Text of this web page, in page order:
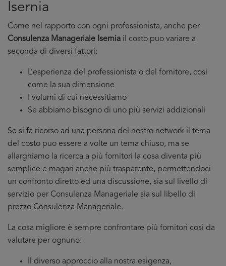
Isernia
Come nel rapporto con ogni professionista, anche per
Consulenza Manageriale Isernia il costo puo variare a
seconda di diversi fattori:
L’esperienza del professionista o del fornitore, cosi
come la sua dimensione
I volumi di cui necessitiamo
Se abbiamo bisogno di uno più servizi addizionali
Se si fa ricorso ad una persona del nostro network il tema
del costo puo essere a volte un tema chiuso, ma se
allarghiamo la ricerca a più fornitori la cosa diventa più
semplice e magari anche più trasparente, permettendoci
un confronto diretto ed una discussione, sia sul livello di
servizio per Consulenza Manageriale sia sul libello di
prezzo Consulenza Manageriale.
La cosa migliore è sempre confrontare più fornitori cosi da
valutare per ognuno:
Il diverso approccio alla nostra esigenza,